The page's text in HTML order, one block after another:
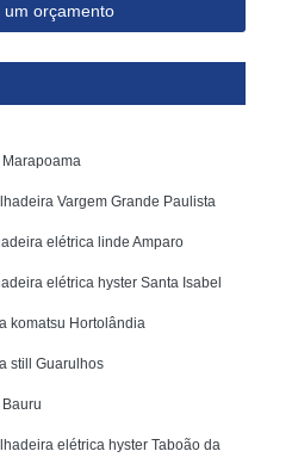
um orçamento
Vargem Grande Paulista
elétrica linde Amparo
elétrica hyster Santa Isabel
komatsu Hortolândia
still Guarulhos
elétrica hyster Taboão da